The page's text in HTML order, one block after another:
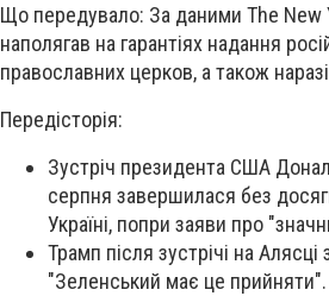
Що передувало: За даними The New
наполягав на гарантіях надання
православних церков, а також
Передісторія:
Зустріч президента США
серпня завершилася без
Україні, попри заяви про
Трамп після зустрічі на
"Зеленський має це прийняти".